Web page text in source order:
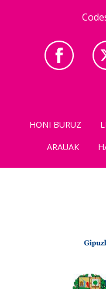
HONI BURUZ
ARAUAK